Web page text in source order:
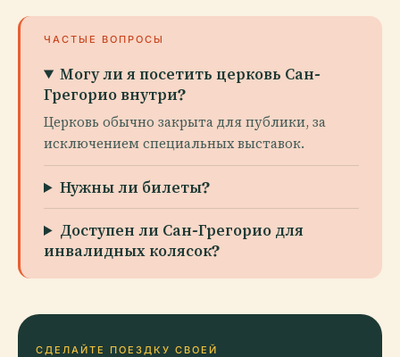
ЧАСТЫЕ ВОПРОСЫ
Могу ли я посетить церковь Сан-
Грегорио внутри?
Церковь обычно закрыта для публики, за
исключением специальных выставок.
Нужны ли билеты?
Доступен ли Сан-Грегорио для
инвалидных колясок?
СДЕЛАЙТЕ ПОЕЗДКУ СВОЕЙ